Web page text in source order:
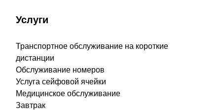
Услуги
Транспортное обслуживание на короткие
дистанции
Обслуживание номеров
Услуга сейфовой ячейки
Медицинское обслуживание
Завтрак